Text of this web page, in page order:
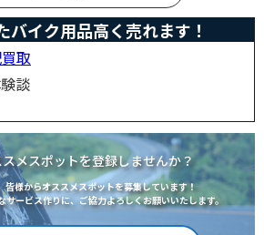
バイク用品高く売れます！
取
談
メスポットを登録しませんか？
皆様からオススメスポットを募集しています！
ービス作りに、ご協力よろしくお願いいたします。